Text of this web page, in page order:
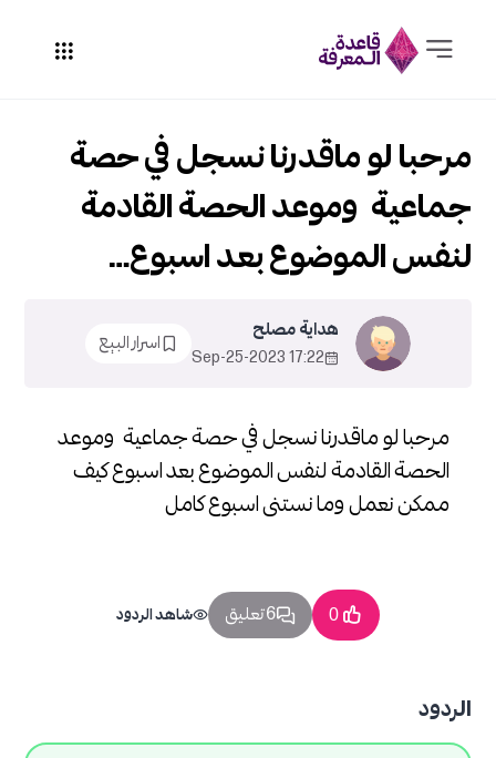
مرحبا لو ماقدرنا نسجل في حصة جماعية وموعد
الحصة القادمة لنفس الموضوع بعد اسبوع كيف
ممكن نعمل وما نستنى اسبوع كامل
مرحبا لو ماقدرنا نسجل في حصة
جماعية وموعد الحصة القادمة
لنفس الموضوع بعد اسبوع…
هداية مصلح
17:22 2023-Sep-25
اسرار البيع
0 6 تعليق شاهد الردود
الردود